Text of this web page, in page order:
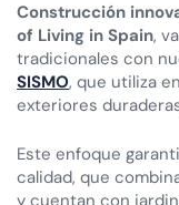
Construcción
of Living in Spain,
tradicionales con
SISMO, que utiliza
exteriores
Este enfoque
calidad, que
y cuentan con